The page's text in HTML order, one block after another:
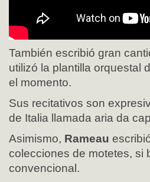
También escribió gran
utilizó la plantilla orquestal
el momento.
Sus recitativos son
de Italia llamada aria da
Asimismo, Rameau
colecciones de motetes, si
convencional.